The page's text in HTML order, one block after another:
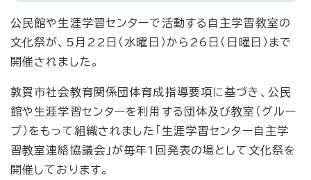
公民館や生涯学習センターで活動する自主学習教室の
文化祭が、5月22日（水曜日）から26日（日曜日）まで
開催されました。
敦賀市社会教育関係団体育成指導要項に基づき、公民
館や生涯学習センターを利用する団体及び教室（グルー
プ）をもって組織されました「生涯学習センター自主学
習教室連絡協議会」が毎年1回発表の場として文化祭を
開催しております。